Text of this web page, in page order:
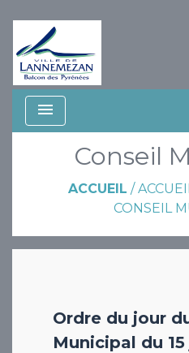
menu
Conseil
ACCUEIL /
CONSEIL
Ordre du jour
Municipal du